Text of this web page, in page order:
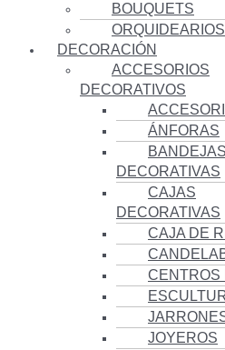
BOUQUETS
ORQUIDEARIOS
DECORACIÓN
ACCESORIOS
DECORATIVOS
ÁNFORAS
BANDEJAS
DECORATIVAS
CAJAS
DECORATIVAS
CAJA DE
CENTROS
JOYEROS